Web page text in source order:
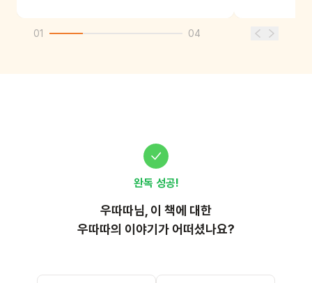
01 04
완독 성공!
우따따님, 이 책에 대한
우따따의 이야기가 어떠셨나요?